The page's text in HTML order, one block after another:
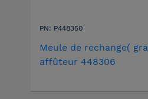
PN: P448350
Meule de rechange(
affûteur 448306